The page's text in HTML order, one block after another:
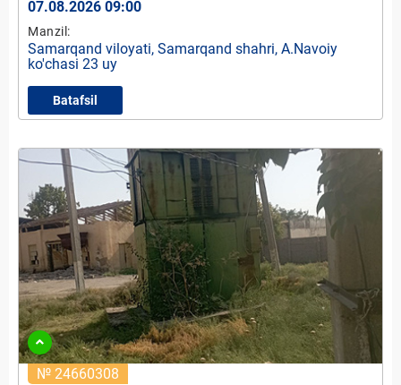
07.08.2026 09:00
Manzil:
Samarqand viloyati, Samarqand shahri, A.Navoiy
ko'chasi 23 uy
Batafsil
№ 24660308